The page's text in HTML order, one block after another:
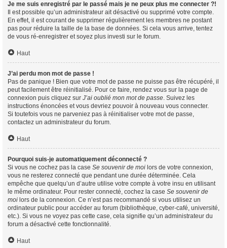
Je me suis enregistré par le passé mais je ne peux plus me connecter ?!
Il est possible qu’un administrateur ait désactivé ou supprimé votre compte.
En effet, il est courant de supprimer régulièrement les membres ne postant
pas pour réduire la taille de la base de données. Si cela vous arrive, tentez
de vous ré-enregistrer et soyez plus investi sur le forum.
Haut
J’ai perdu mon mot de passe !
Pas de panique ! Bien que votre mot de passe ne puisse pas être récupéré, il
peut facilement être réinitialisé. Pour ce faire, rendez vous sur la page de
connexion puis cliquez sur J’ai oublié mon mot de passe. Suivez les
instructions énoncées et vous devriez pouvoir à nouveau vous connecter.
Si toutefois vous ne parveniez pas à réinitialiser votre mot de passe,
contactez un administrateur du forum.
Haut
Pourquoi suis-je automatiquement déconnecté ?
Si vous ne cochez pas la case Se souvenir de moi lors de votre connexion,
vous ne resterez connecté que pendant une durée déterminée. Cela
empêche que quelqu’un d’autre utilise votre compte à votre insu en utilisant
le même ordinateur. Pour rester connecté, cochez la case Se souvenir de
moi lors de la connexion. Ce n’est pas recommandé si vous utilisez un
ordinateur public pour accéder au forum (bibliothèque, cyber-café, université,
etc.). Si vous ne voyez pas cette case, cela signifie qu’un administrateur du
forum a désactivé cette fonctionnalité.
Haut